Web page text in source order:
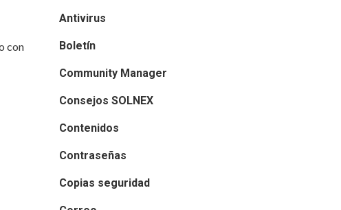
con
Antivirus
Boletín
Community Manager
Consejos SOLNEX
Contenidos
Contraseñas
Copias seguridad